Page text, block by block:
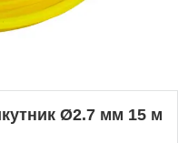
Ø2.7 мм 15 м